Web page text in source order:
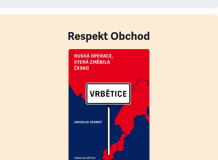
Respekt Obchod